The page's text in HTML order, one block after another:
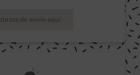
de envío aquí